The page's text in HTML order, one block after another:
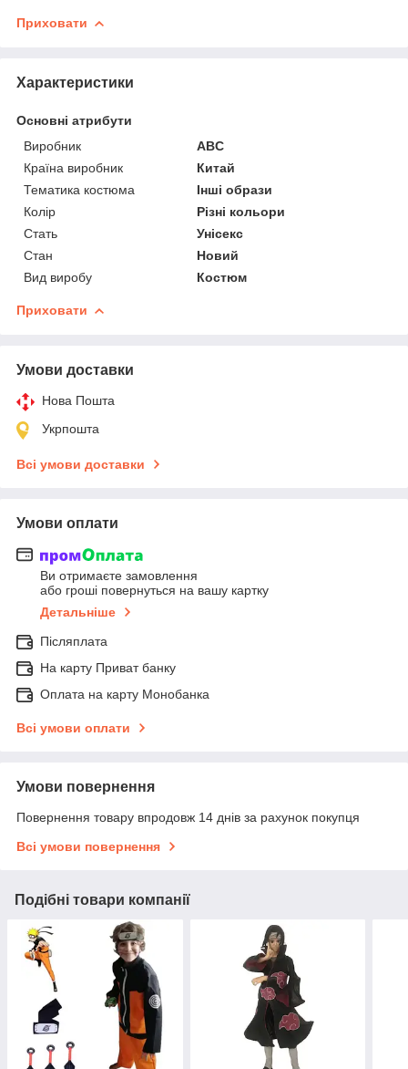
Приховати
Характеристики
Основні атрибути
Виробник
ABC
Країна виробник
Китай
Тематика костюма
Інші образи
Колір
Різні кольори
Стать
Унісекс
Стан
Новий
Вид виробу
Костюм
Приховати
Умови доставки
Нова Пошта
Укрпошта
Всі умови доставки
Умови оплати
Ви отримаєте замовлення
або гроші повернуться на вашу картку
Детальніше
Післяплата
На карту Приват банку
Оплата на карту Монобанка
Всі умови оплати
Умови повернення
Повернення товару впродовж 14 днів за рахунок покупця
Всі умови повернення
Подібні товари компанії